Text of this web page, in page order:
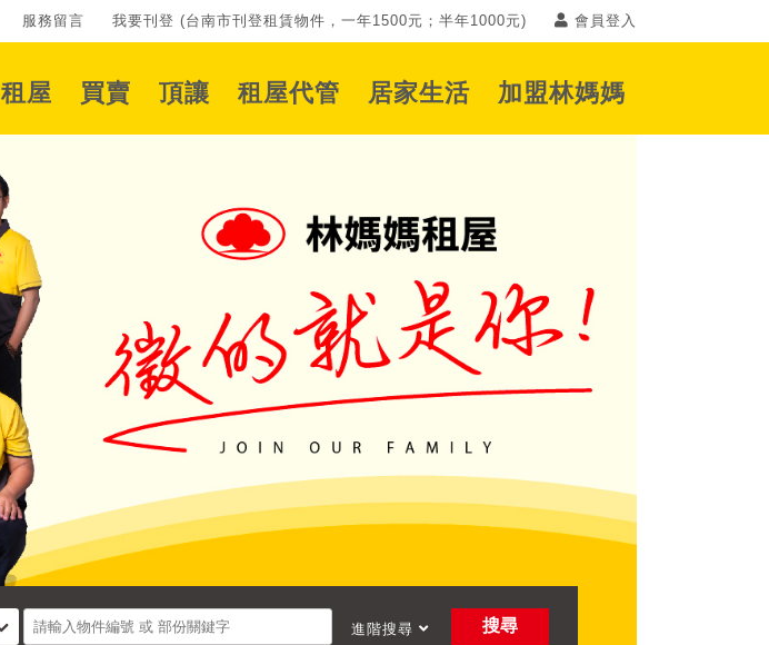
服務留言 我要刊登 (台南市刊登租賃物件，一年1500元；半年1000元) 會員登入
租屋 買賣 頂讓 租屋代管 居家生活 加盟林媽媽
進階搜尋 搜尋